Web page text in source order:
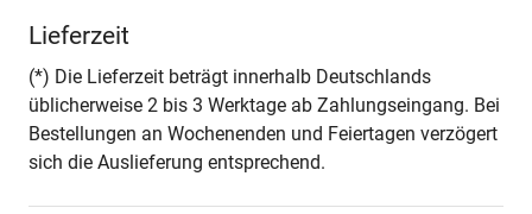
Seiten 234
Jahr Hamburg 2012
Lieferzeit
(*) Die Lieferzeit beträgt innerhalb Deutschlands
üblicherweise 2 bis 3 Werktage ab Zahlungseingang. Bei
Bestellungen an Wochenenden und Feiertagen verzögert
sich die Auslieferung entsprechend.